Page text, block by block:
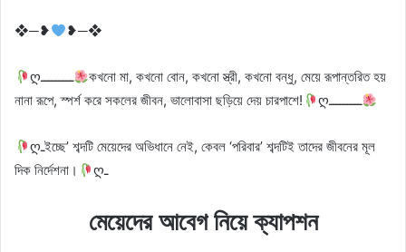
❖─❥ ❥─❖
ღـــــــــ
কখনো মা, কখনো বোন, কখনো স্ত্রী, কখনো বন্ধু, মেয়ে রূপান্তরিত হয়
নানা রূপে, স্পর্শ করে সকলের জীবন, ভালোবাসা ছড়িয়ে দেয় চারপাশে!
ღـــــــــ
ღـইচ্ছে’ শব্দটি মেয়েদের অভিধানে নেই, কেবল ‘পরিবার’ শব্দটিই তাদের জীবনের মূল
দিক নির্দেশনা।
ღـ
মেয়েদের আবেগ নিয়ে ক্যাপশন